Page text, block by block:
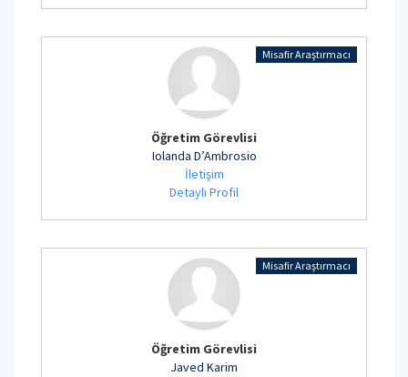
Misafir Araştırmacı
Öğretim Görevlisi
Iolanda D’Ambrosio
İletişim
Detaylı Profil
Misafir Araştırmacı
Öğretim Görevlisi
Javed Karim